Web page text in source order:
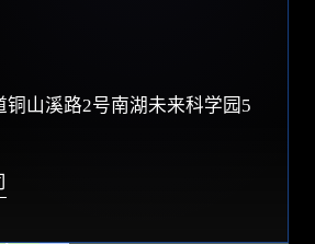
铜山溪路2号南湖未来科学园5